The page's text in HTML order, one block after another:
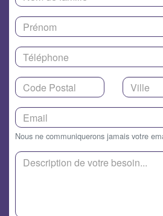
Nous ne communiquerons jamais votre